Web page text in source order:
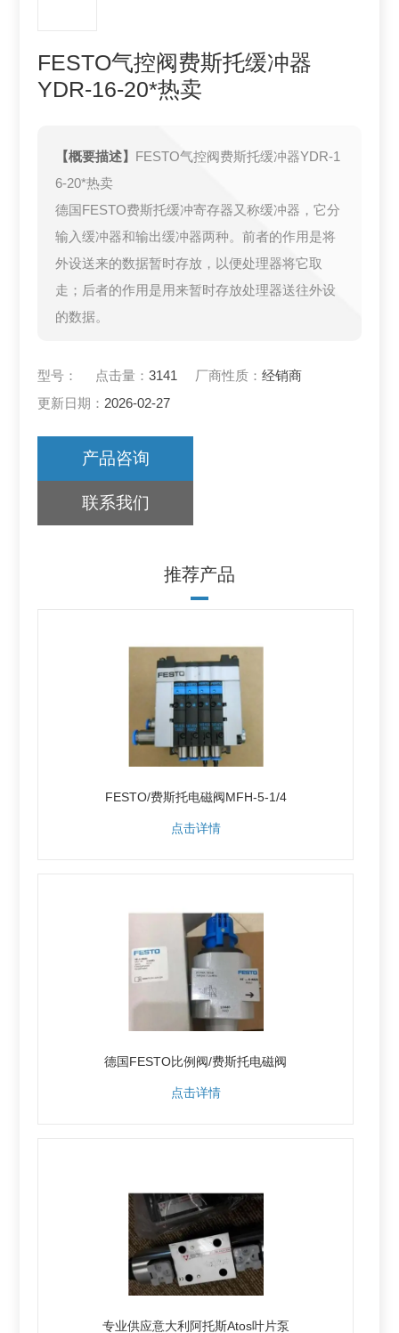
FESTO气控阀费斯托缓冲器
YDR-16-20*热卖
【概要描述】 FESTO气控阀费斯托缓冲器YDR-1
6-20*热卖
德国FESTO费斯托缓冲寄存器又称缓冲器，它分
输入缓冲器和输出缓冲器两种。前者的作用是将
外设送来的数据暂时存放，以便处理器将它取
走；后者的作用是用来暂时存放处理器送往外设
的数据。
型号： 点击量：3141 厂商性质：经销商
更新日期： 2026-02-27
产品咨询
联系我们
推荐产品
FESTO/费斯托电磁阀MFH-5-1/4
点击详情
德国FESTO比例阀/费斯托电磁阀
点击详情
专业供应意大利阿托斯Atos叶片泵